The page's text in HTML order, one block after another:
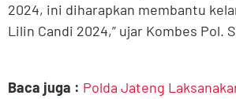
2024, ini diharapkan membantu
Lilin Candi 2024,” ujar Kombes Pol.
Baca juga : Polda Jateng